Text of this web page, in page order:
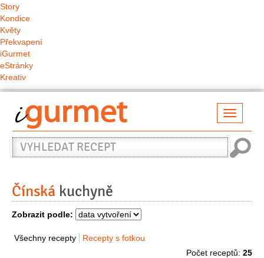
Story
Kondice
Květy
Překvapení
iGurmet
eStránky
Kreativ
Vyhledat
recept
Čínská kuchyně
Zobrazit podle:
Všechny recepty
Recepty s fotkou
Počet receptů: 25